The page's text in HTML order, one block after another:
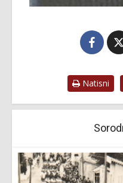
Natisni